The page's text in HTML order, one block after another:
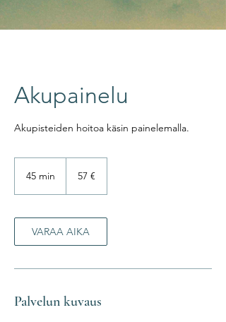
Akupainelu
Akupisteiden hoitoa käsin painelemalla.
45 min
i
n
57 €
VARAA AIKA
Palvelun kuvaus